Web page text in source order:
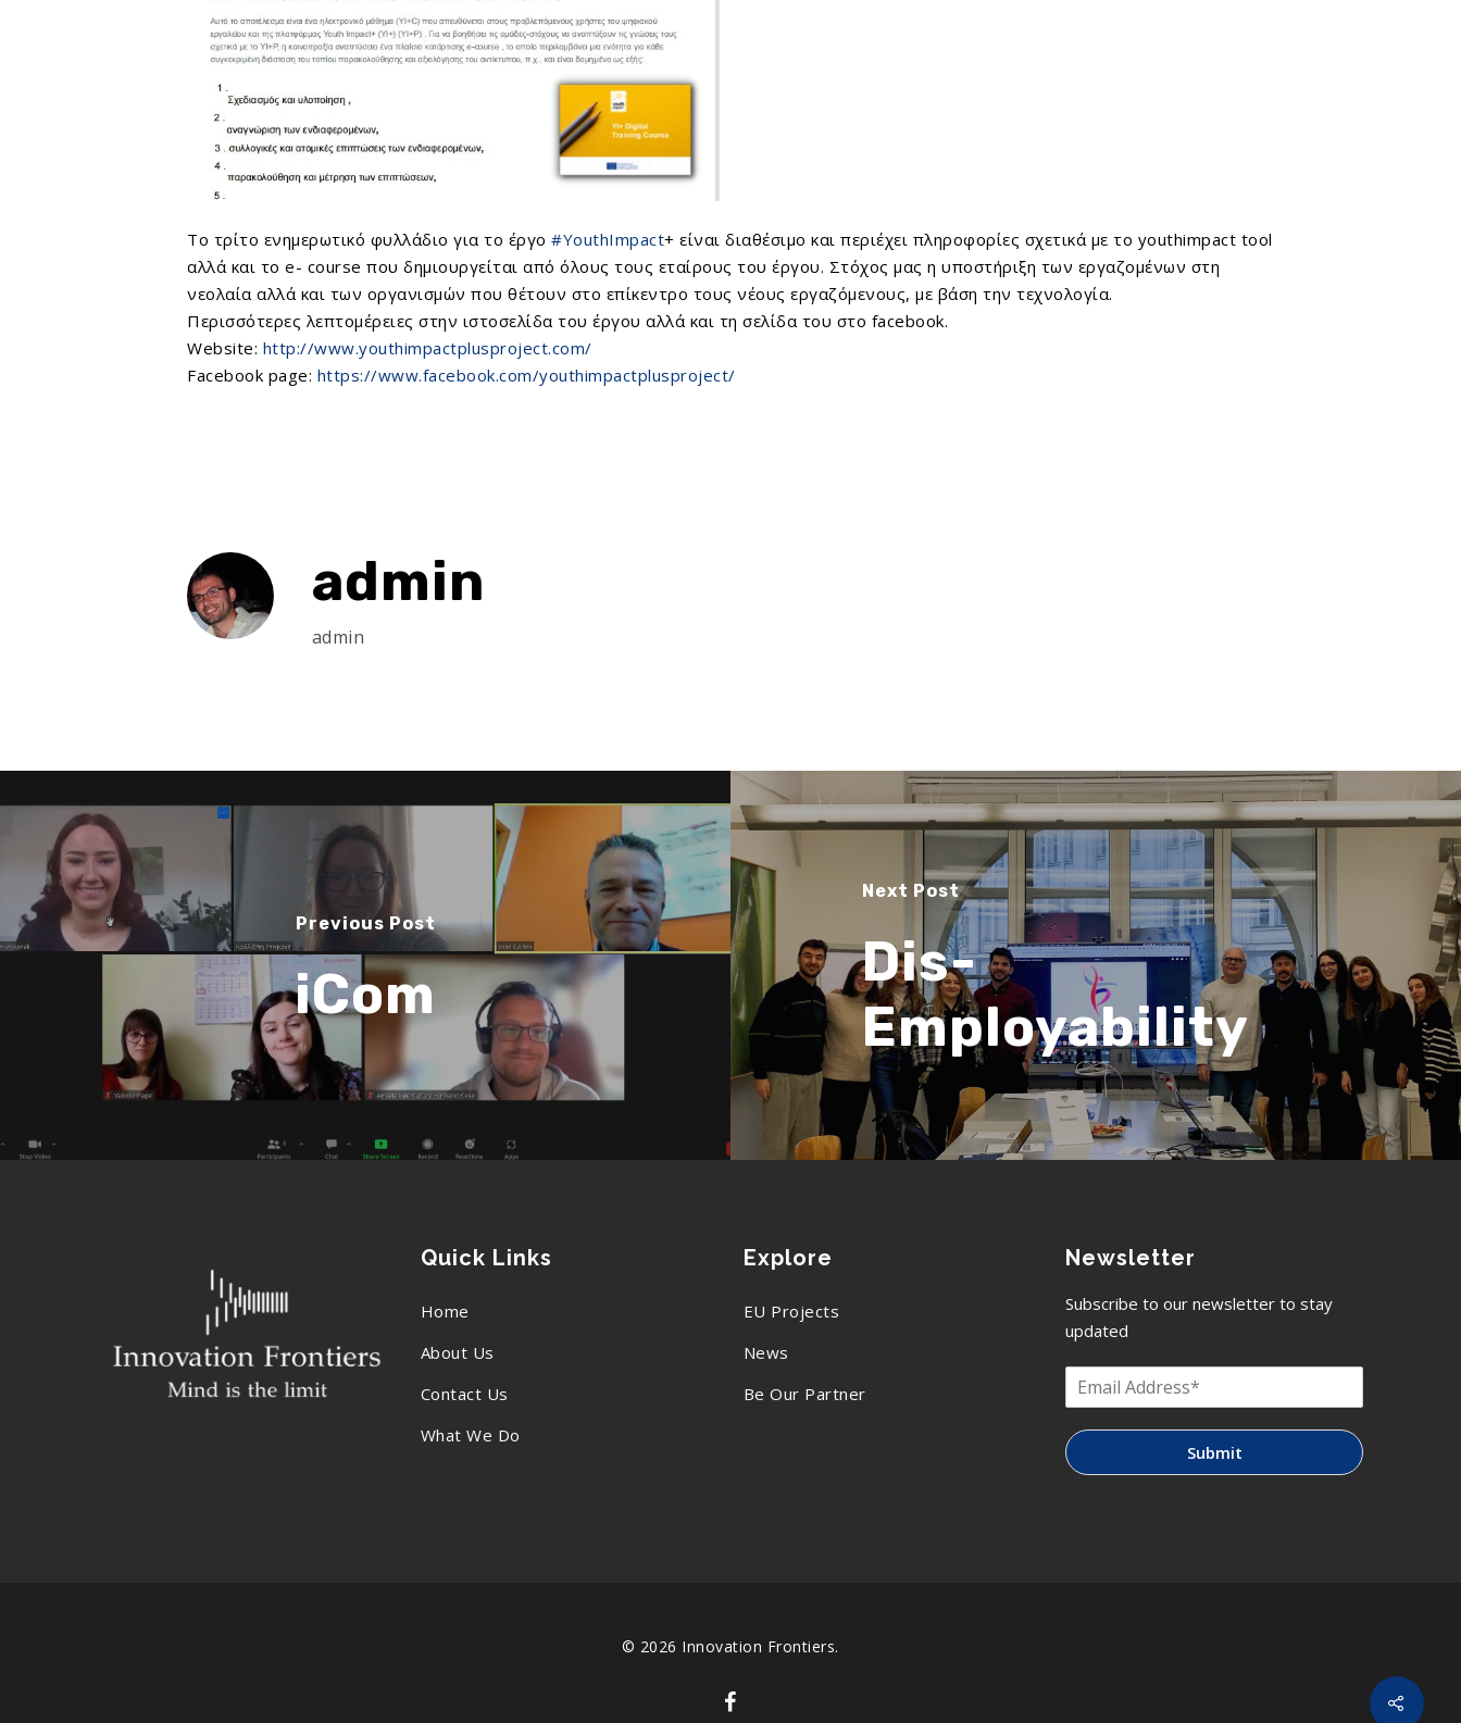
Το τρίτο ενημερωτικό φυλλάδιο για το έργο#YouthImpact+ είναι διαθέσιμο και περιέχει πληροφορίες σχετικά με το youthimpact tool
αλλά και το e- course που δημιουργείται από όλους τους εταίρους του έργου. Στόχος μας η υποστήριξη των εργαζομένων στη
νεολαία αλλά και των οργανισμών που θέτουν στο επίκεντρο τους νέους εργαζόμενους, με βάση την τεχνολογία.
Περισσότερες λεπτομέρειες στην ιστοσελίδα του έργου αλλά και τη σελίδα του στο facebook.
Website: http://www.youthimpactplusproject.com/
Facebook page: https://www.facebook.com/youthimpactplusproject/
admin
admin
Previous Post
iCom
Next Post
Dis-
Employability
Quick Links
Home
About Us
Contact Us
What We Do
Explore
EU Projects
News
Be Our Partner
Newsletter
Subscribe to our newsletter to stay
updated
Submit
© 2026 Innovation Frontiers.